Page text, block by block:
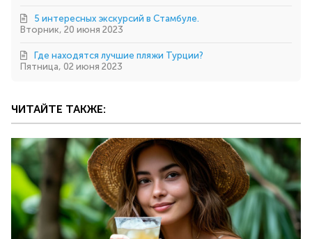
Вторник, 20 июня 2023
5 интересных экскурсий в Стамбуле.
Пятница, 02 июня 2023
Где находятся лучшие пляжи Турции?
ЧИТАЙТЕ ТАКЖЕ: